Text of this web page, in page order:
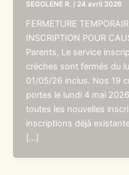
SEGOLENE R. / 24 avril 2026
FERMETURE
INSCRIPTION POUR
Parents, Le service
crèches sont fermés du
01/05/26 inclus. Nos 19
portes le lundi 4 mai
toutes les nouvelles
inscriptions déjà
[…]